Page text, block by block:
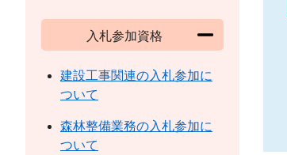
入札参加資格
建設工事関連の入札参加に
ついて
森林整備業務の入札参加に
ついて